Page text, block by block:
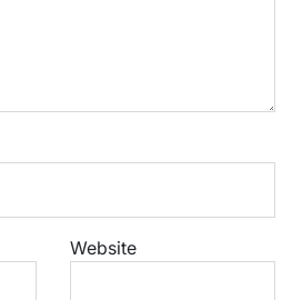
Website